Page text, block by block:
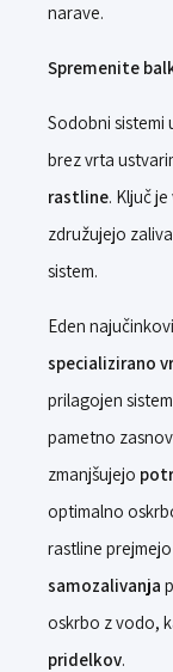
narave.
Spremenite
Sodobni
brez vrta
rastline. Ključ
združujejo
sistem.
Eden
specializirano
prilagojen
pametno
zmanjšujejo
optimalno
rastline
samozalivanja
oskrbo z vodo,
pridelkov.